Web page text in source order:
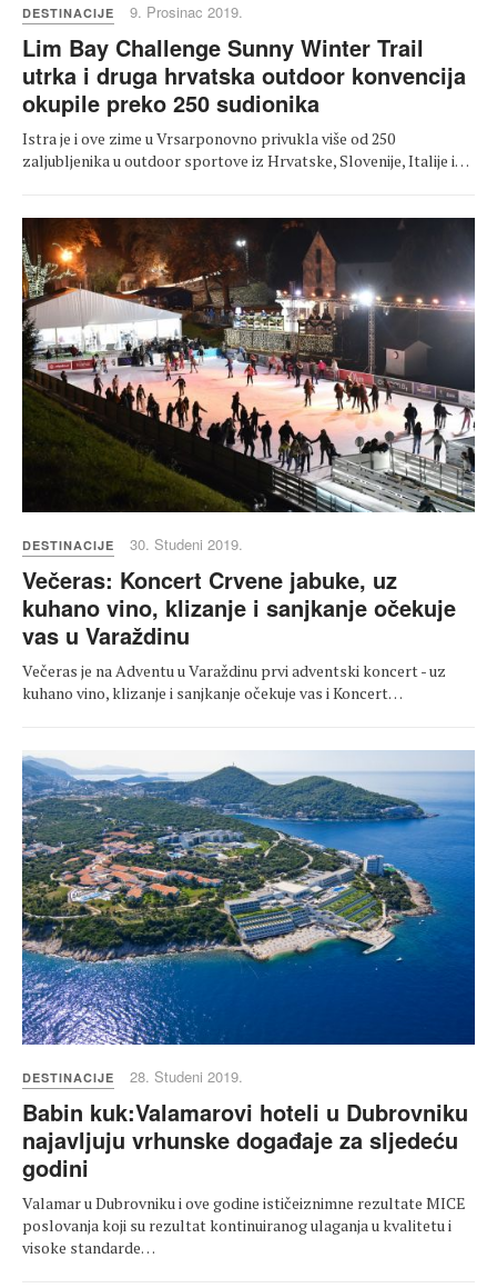
DESTINACIJE 9. Prosinac 2019.
Lim Bay Challenge Sunny Winter Trail
utrka i druga hrvatska outdoor konvencija
okupile preko 250 sudionika
Istra je i ove zime u Vrsarponovno privukla više od 250
zaljubljenika u outdoor sportove iz Hrvatske, Slovenije, Italije i…
DESTINACIJE 30. Studeni 2019.
Večeras: Koncert Crvene jabuke, uz
kuhano vino, klizanje i sanjkanje očekuje
vas u Varaždinu
Večeras je na Adventu u Varaždinu prvi adventski koncert - uz
kuhano vino, klizanje i sanjkanje očekuje vas i Koncert…
DESTINACIJE 28. Studeni 2019.
Babin kuk:Valamarovi hoteli u Dubrovniku
najavljuju vrhunske događaje za sljedeću
godini
Valamar u Dubrovniku i ove godine ističeiznimne rezultate MICE
poslovanja koji su rezultat kontinuiranog ulaganja u kvalitetu i
visoke standarde…